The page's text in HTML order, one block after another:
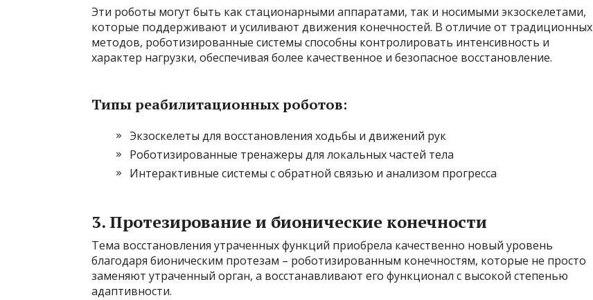
Эти роботы могут быть как стационарными аппаратами, так и носимыми экзоскелетами,
которые поддерживают и усиливают движения конечностей. В отличие от традиционных
методов, роботизированные системы способны контролировать интенсивность и
характер нагрузки, обеспечивая более качественное и безопасное восстановление.
Типы реабилитационных роботов:
Экзоскелеты для восстановления ходьбы и движений рук
Роботизированные тренажеры для локальных частей тела
Интерактивные системы с обратной связью и анализом прогресса
3. Протезирование и бионические конечности
Тема восстановления утраченных функций приобрела качественно новый уровень
благодаря бионическим протезам – роботизированным конечностям, которые не просто
заменяют утраченный орган, а восстанавливают его функционал с высокой степенью
адаптивности.